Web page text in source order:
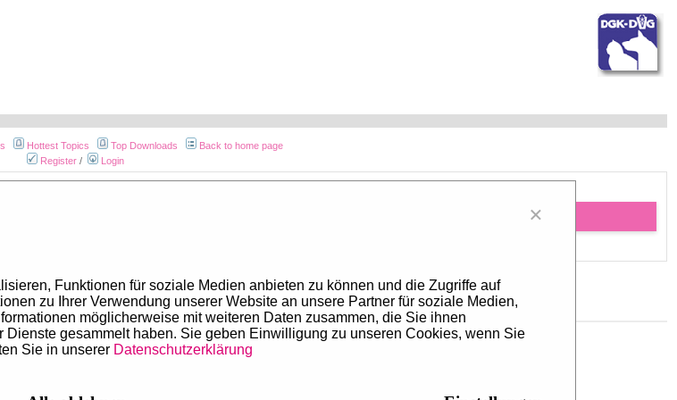
Hottest Topics Top Downloads
Back to home page
Register / Login
Social Media
×
Funktionen für soziale Medien anbieten zu können und die Zugriffe auf
zu Ihrer Verwendung unserer Website an unsere Partner für soziale Medien,
möglicherweise mit weiteren Daten zusammen, die Sie ihnen
gesammelt haben. Sie geben Einwilligung zu unseren Cookies, wenn Sie
Sie in unserer Datenschutzerklärung